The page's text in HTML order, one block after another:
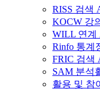
RISS 검색
KOCW 강
WILL 연계
Rinfo 통계
FRIC 검색
SAM 분석
활용 및 참